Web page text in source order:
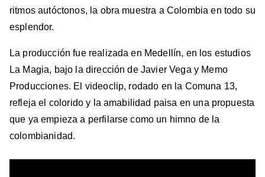
ritmos autóctonos, la obra muestra a Colombia en todo su
esplendor.
La producción fue realizada en Medellín, en los estudios
La Magia, bajo la dirección de Javier Vega y Memo
Producciones. El videoclip, rodado en la Comuna 13,
refleja el colorido y la amabilidad paisa en una propuesta
que ya empieza a perfilarse como un himno de la
colombianidad.